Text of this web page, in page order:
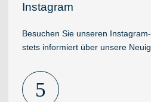
Instagram
Besuchen Sie unseren
stets informiert über unsere
5